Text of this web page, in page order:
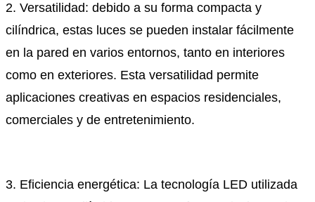
2. Versatilidad: debido a su forma compacta y
cilíndrica, estas luces se pueden instalar fácilmente
en la pared en varios entornos, tanto en interiores
como en exteriores. Esta versatilidad permite
aplicaciones creativas en espacios residenciales,
comerciales y de entretenimiento.
3. Eficiencia energética: La tecnología LED utilizada